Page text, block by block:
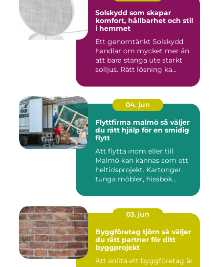
Solskydd som skapar
komfort, hållbarhet och stil
i hemmet
Ett genomtänkt Solskydd
handlar om mycket mer än
att bara stänga ute starkt
solljus. Rätt lösning ka...
04. jun
Flyttfirma malmö så väljer
du rätt hjälp för en smidig
flytt
Att flytta inom eller till
Malmö kan kännas som ett
heltidsprojekt. Kartonger,
tunga möbler, hissbok...
03. jun
Byggföretag tjörn så väljer
du rätt partner för ditt
byggprojekt
Att anlita ett byggföretag är